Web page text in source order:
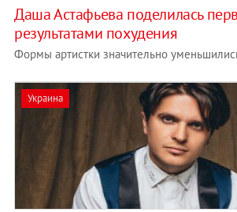
Даша Астафьева поделилась
результатами похудения
Формы артистки значительно
Украина